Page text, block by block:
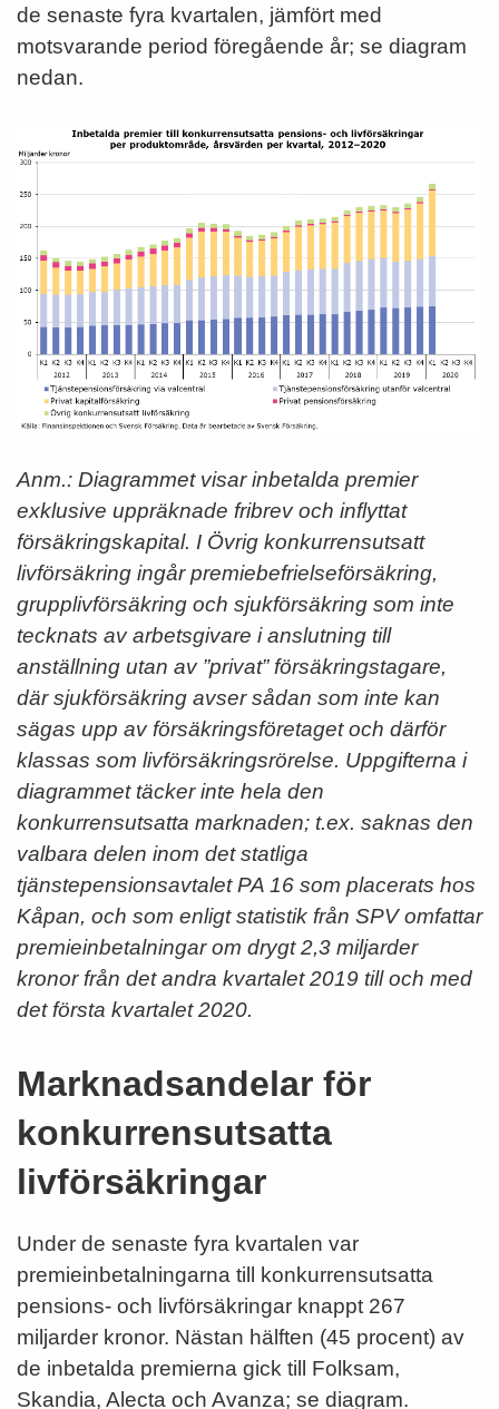
de senaste fyra kvartalen, jämfört med
motsvarande period föregående år; se diagram
nedan.
Anm.: Diagrammet visar inbetalda premier
exklusive uppräknade fribrev och inflyttat
försäkringskapital. I Övrig konkurrensutsatt
livförsäkring ingår premiebefrielseförsäkring,
grupplivförsäkring och sjukförsäkring som inte
tecknats av arbetsgivare i anslutning till
anställning utan av ”privat” försäkringstagare,
där sjukförsäkring avser sådan som inte kan
sägas upp av försäkringsföretaget och därför
klassas som livförsäkringsrörelse. Uppgifterna i
diagrammet täcker inte hela den
konkurrensutsatta marknaden; t.ex. saknas den
valbara delen inom det statliga
tjänstepensionsavtalet PA 16 som placerats hos
Kåpan, och som enligt statistik från SPV omfattar
premieinbetalningar om drygt 2,3 miljarder
kronor från det andra kvartalet 2019 till och med
det första kvartalet 2020.
Marknadsandelar för
konkurrensutsatta
livförsäkringar
Under de senaste fyra kvartalen var
premieinbetalningarna till konkurrensutsatta
pensions- och livförsäkringar knappt 267
miljarder kronor. Nästan hälften (45 procent) av
de inbetalda premierna gick till Folksam,
Skandia, Alecta och Avanza; se diagram.